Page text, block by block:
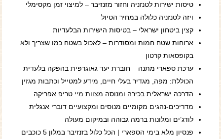
טיסות ישירות לטנזניה וחזור מזנזיבר – למיצוי זמן מקסימלי
ויזה לטנזניה כלולה במחיר הטיול
קצין ביטחון ישראלי – בטיסות הישירות הבלעדיות
ארוחות שטח חמות ומסודרות – לאכול בשטח כמו שצריך ולא
בקופסאות קרטון
ערכת ספארי מתנה – חוברת יעד גאוגרפית בהפקה בלעדית
הכוללת: מפה, מגדיר בעלי חיים, מידע למטייל וכתבות מגזין
הדרכה ישראלית בכירה ומנוסה מצוות מיי טריפ אפריקה
מדריכים-נהגים מקומיים מנוסים ומקצועיים דוברי אנגלית
לודג’ים ומלונות ברמה גבוהה ובמיקום מעולה
פנסיון מלא בימי הספארי | הכל כלול בזנזיבר במלון 5 כוכבים